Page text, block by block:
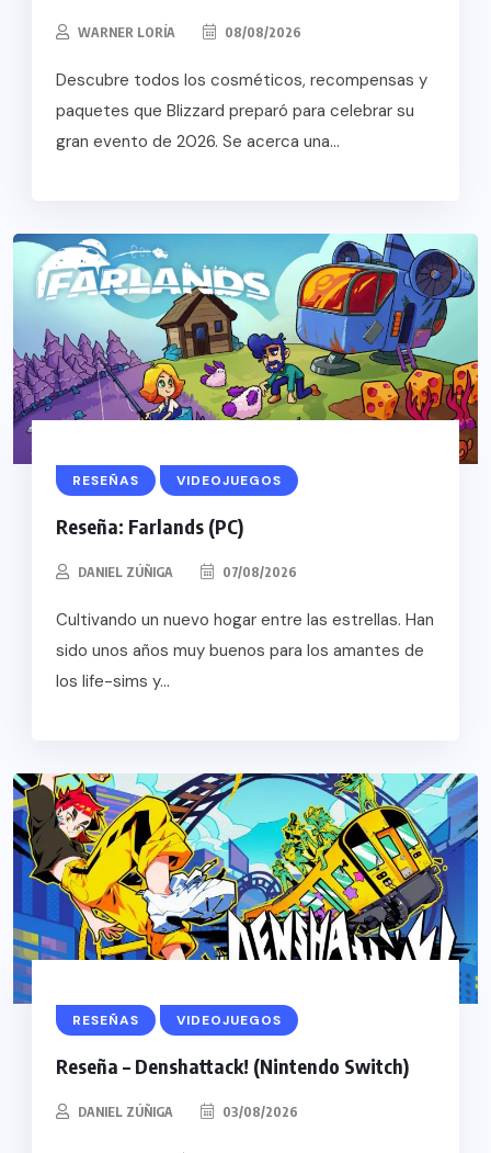
WARNER LORÍA 08/08/2026
Descubre todos los cosméticos, recompensas y
paquetes que Blizzard preparó para celebrar su
gran evento de 2026. Se acerca una...
RESEÑAS VIDEOJUEGOS
Reseña: Farlands (PC)
DANIEL ZÚÑIGA 07/08/2026
Cultivando un nuevo hogar entre las estrellas. Han
sido unos años muy buenos para los amantes de
los life-sims y...
RESEÑAS VIDEOJUEGOS
Reseña – Denshattack! (Nintendo Switch)
DANIEL ZÚÑIGA 03/08/2026